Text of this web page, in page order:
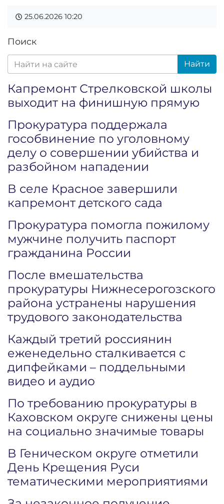
25.06.2026 10:20
Поиск
Найти
Капремонт Стрелковской школы
выходит на финишную прямую
Прокуратура поддержала
гособвинение по уголовному
делу о совершении убийства и
разбойном нападении
В селе Красное завершили
капремонт детского сада
Прокуратура помогла пожилому
мужчине получить паспорт
гражданина России
После вмешательства
прокуратуры Нижнесерогозского
района устранены нарушения
трудового законодательства
Каждый третий россиянин
еженедельно сталкивается с
дипфейками – поддельными
видео и аудио
По требованию прокуратуры в
Каховском округе снижены цены
на социально значимые товары
В Геническом округе отметили
День Крещения Руси
тематическими мероприятиями